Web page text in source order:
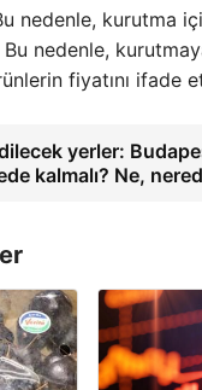
nedenle, kurutma
nedenle,
fiyatını ifade
yerler:
kalmalı? Ne,